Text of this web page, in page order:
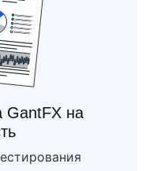
GantFX на